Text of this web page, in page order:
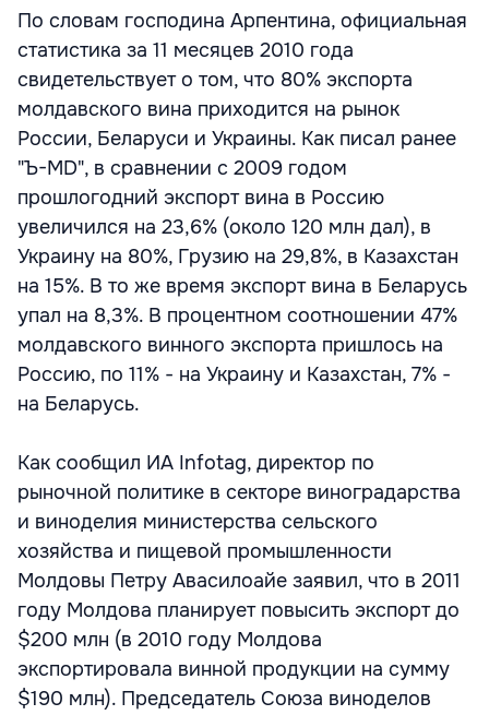
По словам господина Арпентина, официальная
статистика за 11 месяцев 2010 года
свидетельствует о том, что 80% экспорта
молдавского вина приходится на рынок
России, Беларуси и Украины. Как писал ранее
"Ъ-MD", в сравнении с 2009 годом
прошлогодний экспорт вина в Россию
увеличился на 23,6% (около 120 млн дал), в
Украину на 80%, Грузию на 29,8%, в Казахстан
на 15%. В то же время экспорт вина в Беларусь
упал на 8,3%. В процентном соотношении 47%
молдавского винного экспорта пришлось на
Россию, по 11% - на Украину и Казахстан, 7% -
на Беларусь.
Как сообщил ИА Infotag, директор по
рыночной политике в секторе виноградарства
и виноделия министерства сельского
хозяйства и пищевой промышленности
Молдовы Петру Авасилоайе заявил, что в 2011
году Молдова планирует повысить экспорт до
$200 млн (в 2010 году Молдова
экспортировала винной продукции на сумму
$190 млн). Председатель Союза виноделов